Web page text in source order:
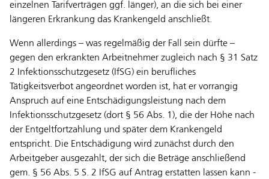
einzelnen Tarifverträgen ggf. länger), an die sich bei einer
längeren Erkrankung das Krankengeld anschließt.
Wenn allerdings – was regelmäßig der Fall sein dürfte –
gegen den erkrankten Arbeitnehmer zugleich nach § 31 Satz
2 Infektionsschutzgesetz (IfSG) ein berufliches
Tätigkeitsverbot angeordnet worden ist, hat er vorrangig
Anspruch auf eine Entschädigungsleistung nach dem
Infektionsschutzgesetz (dort § 56 Abs. 1), die der Höhe nach
der Entgeltfortzahlung und später dem Krankengeld
entspricht. Die Entschädigung wird zunächst durch den
Arbeitgeber ausgezahlt, der sich die Beträge anschließend
gem. § 56 Abs. 5 S. 2 IfSG auf Antrag erstatten lassen kann -